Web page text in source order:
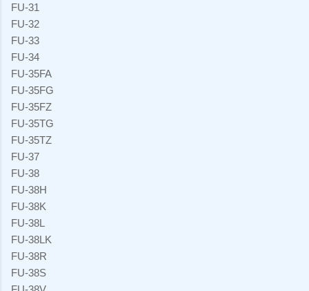
FU-31
FU-32
FU-33
FU-34
FU-35FA
FU-35FG
FU-35FZ
FU-35TG
FU-35TZ
FU-37
FU-38
FU-38H
FU-38K
FU-38L
FU-38LK
FU-38R
FU-38S